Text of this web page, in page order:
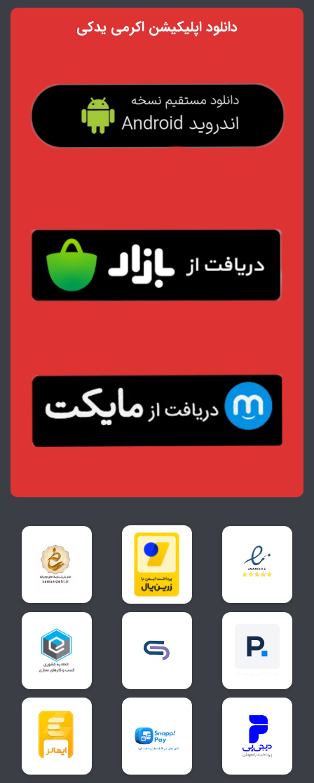
دانلود اپلیکیشن اکرمی یدکی